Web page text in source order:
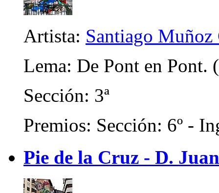
Artista: Santiago
Lema: De Pont en Pont.
Sección: 3ª
Premios: Sección: 6º -
Pie de la Cruz - D.